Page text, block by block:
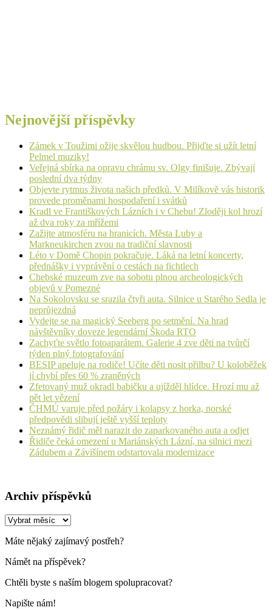
Nejnovější příspěvky
Zámek v Toužimi ožije skvělou hudbou. Přijďte si užít letní
Pelmel muziky!
Veřejná sbírka na opravu chrámu sv. Olgy finišuje. Zbývají
poslední dva týdny
Objevte rytmus života našich předků. V Milíkově vás historik
provede proměnami hospodaření i svátků
Kradl ve Františkových Lázních i v Chebu! Zloději kol hrozí
až dva roky za mřížemi
Zažijte atmosféru na hranicích. Města Luby a
Markneukirchen zvou na tradiční slavnosti
Léto v Domě Chopin pokračuje. Láká na letní koncerty,
přednášky i vyprávění o cestách na fichtlech
Chebské muzeum zve na sobotu plnou archeologických
objevů v Pomezné
Na Sokolovsku se srazila čtyři auta. Silnice u Starého Sedla je
neprůjezdná
Vydejte se na magický Seeberg po setmění. Na hrad
návštěvníky doveze legendární Škoda RTO
Zachyťte světlo fotoaparátem. Galerie 4 zve děti na tvůrčí
týden plný fotografování
BESIP apeluje na rodiče! Učíte děti nosit přilbu? U koloběžek
jí chybí přes 60 % zraněných
Zfetovaný muž okradl babičku a ujížděl hlídce. Hrozí mu až
pět let vězení
ČHMÚ varuje před požáry i kolapsy z horka, norské
předpovědi slibují ještě vyšší teploty
Neznámý řidič měl narazit do zaparkovaného auta a odjet
Řidiče čeká omezení u Mariánských Lázní, na silnici mezi
Zádubem a Závišínem odstartovala modernizace
Archiv příspěvků
Archiv
Máte nějaký zajímavý postřeh?
Námět na příspěvek?
Chtěli byste s naším blogem spolupracovat?
Napište nám!